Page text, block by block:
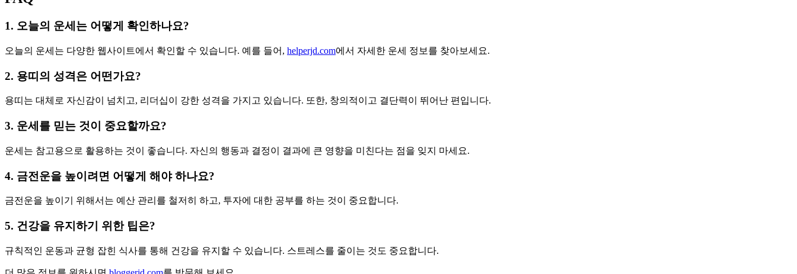
1. 오늘의 운세는 어떻게 확인하나요?
오늘의 운세는 다양한 웹사이트에서 확인할 수 있습니다. 예를 들어, helperjd.com에서 자세한 운세 정보를 찾아보세요.
2. 용띠의 성격은 어떤가요?
용띠는 대체로 자신감이 넘치고, 리더십이 강한 성격을 가지고 있습니다. 또한, 창의적이고 결단력이 뛰어난 편입니다.
3. 운세를 믿는 것이 중요할까요?
운세는 참고용으로 활용하는 것이 좋습니다. 자신의 행동과 결정이 결과에 큰 영향을 미친다는 점을 잊지 마세요.
4. 금전운을 높이려면 어떻게 해야 하나요?
금전운을 높이기 위해서는 예산 관리를 철저히 하고, 투자에 대한 공부를 하는 것이 중요합니다.
5. 건강을 유지하기 위한 팁은?
규칙적인 운동과 균형 잡힌 식사를 통해 건강을 유지할 수 있습니다. 스트레스를 줄이는 것도 중요합니다.